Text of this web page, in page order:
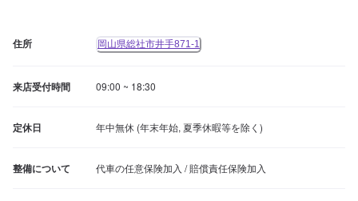
住所 岡山県総社市井手871-1
来店受付時間 09:00 ~ 18:30
定休日 年中無休 (年末年始, 夏季休暇等を除く)
整備について 代車の任意保険加入 / 賠償責任保険加入